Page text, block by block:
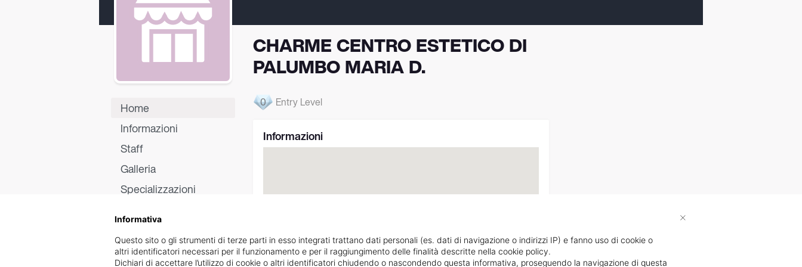
Home
Informazioni
Staff
Galleria
Specializzazioni
CHARME CENTRO ESTETICO DI
PALUMBO MARIA D.
0 Entry Level
Informazioni
Informativa
Questo sito o gli strumenti di terze parti in esso integrati trattano dati personali (es. dati di navigazione o indirizzi IP) e fanno uso di cookie o
altri identificatori necessari per il funzionamento e per il raggiungimento delle finalità descritte nella cookie policy.
Dichiari di accettare l’utilizzo di cookie o altri identificatori chiudendo o nascondendo questa informativa, proseguendo la navigazione di questa
×